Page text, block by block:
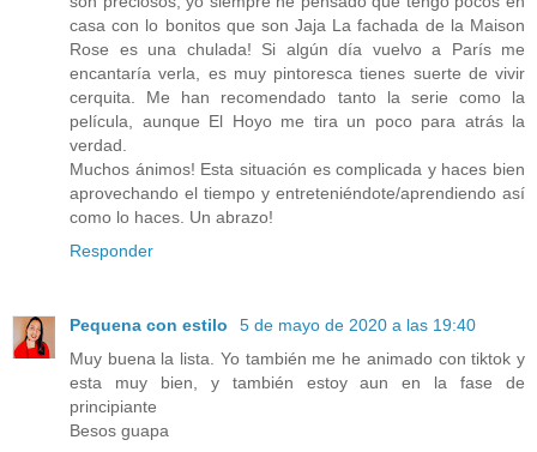
casa con lo bonitos que son Jaja La fachada de la Maison
Rose es una chulada! Si algún día vuelvo a París me
encantaría verla, es muy pintoresca tienes suerte de vivir
cerquita. Me han recomendado tanto la serie como la
película, aunque El Hoyo me tira un poco para atrás la
verdad.
Muchos ánimos! Esta situación es complicada y haces bien
aprovechando el tiempo y entreteniéndote/aprendiendo así
como lo haces. Un abrazo!
Responder
Pequena con estilo
5 de mayo de 2020 a las 19:40
Muy buena la lista. Yo también me he animado con tiktok y
esta muy bien, y también estoy aun en la fase de
principiante
Besos guapa